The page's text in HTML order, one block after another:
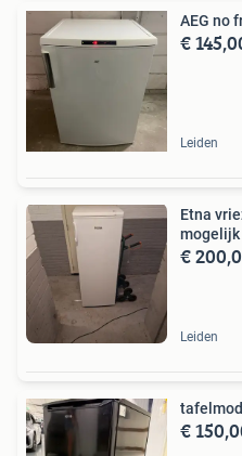
AEG no
€
Leiden
Etna
mogelijk
€
Leiden
€